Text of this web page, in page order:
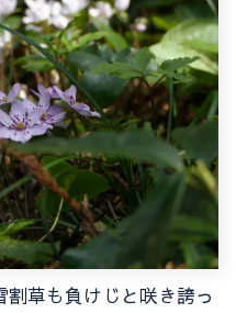
草も負けじと咲き誇っ